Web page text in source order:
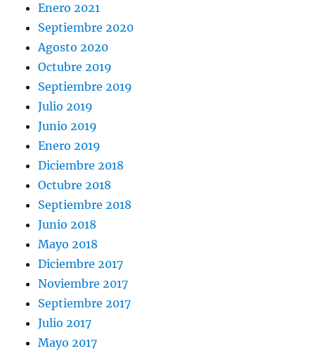
Enero 2021
Septiembre 2020
Agosto 2020
Octubre 2019
Septiembre 2019
Julio 2019
Junio 2019
Enero 2019
Diciembre 2018
Octubre 2018
Septiembre 2018
Junio 2018
Mayo 2018
Diciembre 2017
Noviembre 2017
Septiembre 2017
Julio 2017
Mayo 2017